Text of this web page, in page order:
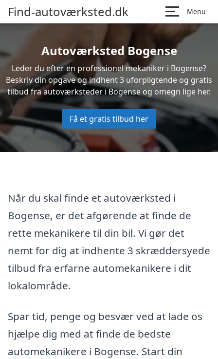
Find-autoværksted.dk Menu
Autoværksted Bogense
Leder du efter en professionel mekaniker i Bogense?
Beskriv din opgave og indhent 3 uforpligtende og gratis
tilbud fra autoværksteder i Bogense og omegn lige her.
Få et gratis tilbud her
Når du skal finde et autoværksted i
Bogense, er det afgørende at finde de
rette mekanikere til din bil. Vi gør det
nemt for dig at indhente 3 skræddersyede
tilbud fra erfarne automekanikere i dit
lokalområde.
Spar tid, penge og besvær ved at lade os
hjælpe dig med at finde de bedste
automekanikere i Bogense. Start din